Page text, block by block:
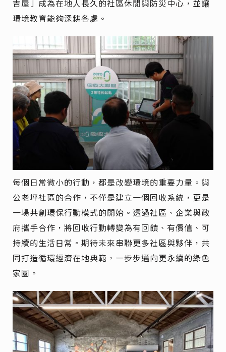
吉屋」成為在地人長久的社區休閒與防災中心，並讓
環境教育能夠深耕各處。
每個日常微小的行動，都是改變環境的重要力量。與
公老坪社區的合作，不僅是建立一個回收系統，更是
一場共創環保行動模式的開始。透過社區、企業與政
府攜手合作，將回收行動轉變為有回饋、有價值、可
持續的生活日常。期待未來串聯更多社區與夥伴，共
同打造循環經濟在地典範，一步步邁向更永續的綠色
家園。